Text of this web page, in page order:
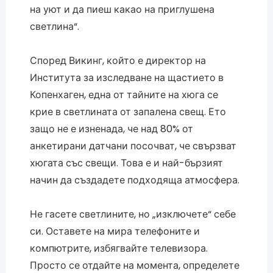
на уют и да пиеш какао на приглушена
светлина“.
Според Викинг, който е директор на
Института за изследване на щастието в
Копенхаген, една от тайните на хюга се
крие в светлината от запалена свещ. Ето
защо не е изненада, че над 80% от
анкетирани датчани посочват, че свързват
хюгата със свещи. Това е и най-бързият
начин да създадете подходяща атмосфера.
Не гасете светлините, но „изключете“ себе
си. Оставете на мира телефоните и
компютрите, избягвайте телевизора.
Просто се отдайте на момента, определете